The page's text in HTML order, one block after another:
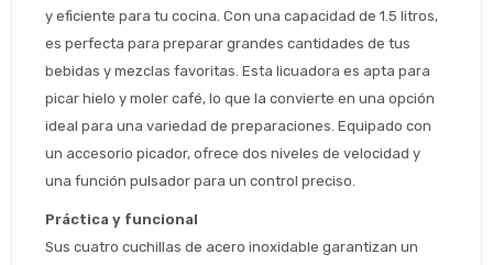
y eficiente para tu cocina. Con una capacidad de 1.5 litros,
es perfecta para preparar grandes cantidades de tus
bebidas y mezclas favoritas. Esta licuadora es apta para
picar hielo y moler café, lo que la convierte en una opción
ideal para una variedad de preparaciones. Equipado con
un accesorio picador, ofrece dos niveles de velocidad y
una función pulsador para un control preciso.
Práctica y funcional
Sus cuatro cuchillas de acero inoxidable garantizan un
* sujeto aprobación crediticia